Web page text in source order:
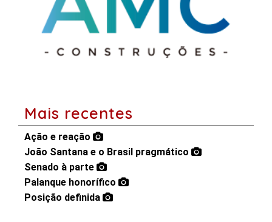
Mais recentes
Ação e reação
João Santana e o Brasil pragmático
Senado à parte
Palanque honorífico
Posição definida